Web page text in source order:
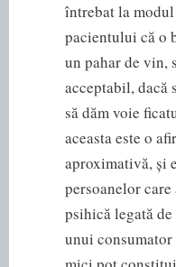
întrebat la
pacientului că o
un pahar de vin,
acceptabil, dacă
să dăm voie
aceasta este o
aproximativă, și
persoanelor
psihică legată
unui